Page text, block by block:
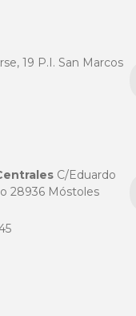
19 P.I. San Marcos
C/Eduardo
28936 Móstoles